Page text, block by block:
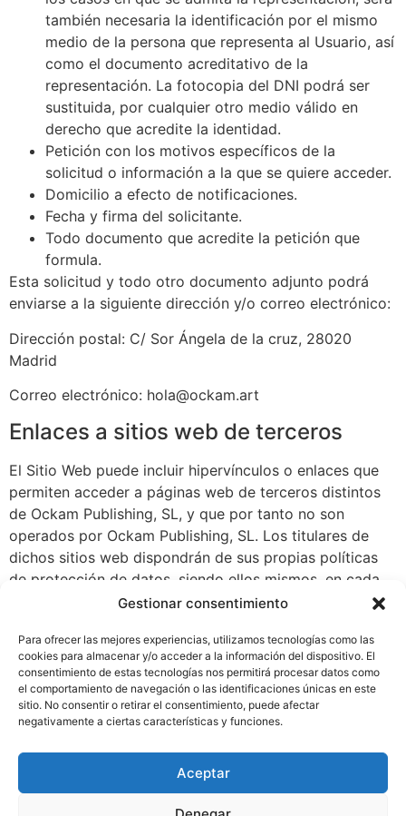
Gestionar consentimiento
Para ofrecer las mejores experiencias, utilizamos tecnologías como las
cookies para almacenar y/o acceder a la información del dispositivo. El
consentimiento de estas tecnologías nos permitirá procesar datos como
el comportamiento de navegación o las identificaciones únicas en este
sitio. No consentir o retirar el consentimiento, puede afectar
negativamente a ciertas características y funciones.
Aceptar
también necesaria la identificación por el mismo
medio de la persona que representa al Usuario, así
como el documento acreditativo de la
representación. La fotocopia del DNI podrá ser
sustituida, por cualquier otro medio válido en
derecho que acredite la identidad.
Petición con los motivos específicos de la
solicitud o información a la que se quiere acceder.
Domicilio a efecto de notificaciones.
Fecha y firma del solicitante.
Todo documento que acredite la petición que
formula.
Esta solicitud y todo otro documento adjunto podrá
enviarse a la siguiente dirección y/o correo electrónico:
Dirección postal: C/ Sor Ángela de la cruz, 28020
Madrid
Correo electrónico: hola@ockam.art
Enlaces a sitios web de terceros
El Sitio Web puede incluir hipervínculos o enlaces que
permiten acceder a páginas web de terceros distintos
de Ockam Publishing, SL, y que por tanto no son
operados por Ockam Publishing, SL. Los titulares de
dichos sitios web dispondrán de sus propias políticas
de protección de datos, siendo ellos mismos, en cada
caso, responsables de sus propios ficheros y de sus
Reclamaciones ante la autoridad de
control
En caso de que el Usuario considere que existe un
forma en la que se están tratando sus datos personales,
tendrá derecho a la tutela judicial efectiva y a presentar
una reclamación ante una autoridad de control, en